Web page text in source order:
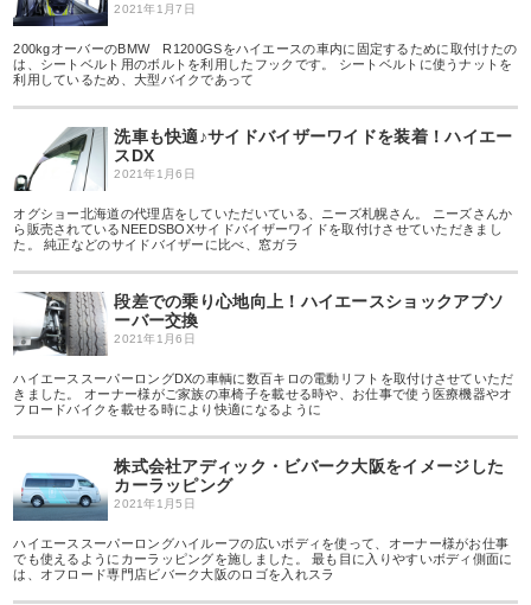
2021年1月7日
200kgオーバーのBMW R1200GSをハイエースの車内に固定するために取付けたの
は、シートベルト用のボルトを利用したフックです。 シートベルトに使うナットを
利用しているため、大型バイクであって
洗車も快適♪サイドバイザーワイドを装着！ハイエー
スDX
2021年1月6日
オグショー北海道の代理店をしていただいている、ニーズ札幌さん。 ニーズさんか
ら販売されているNEEDSBOXサイドバイザーワイドを取付けさせていただきまし
た。 純正などのサイドバイザーに比べ、窓ガラ
段差での乗り心地向上！ハイエースショックアブソ
ーバー交換
2021年1月6日
ハイエーススーパーロングDXの車輌に数百キロの電動リフトを取付けさせていただ
きました。 オーナー様がご家族の車椅子を載せる時や、お仕事で使う医療機器やオ
フロードバイクを載せる時により快適になるように
株式会社アディック・ビバーク大阪をイメージした
カーラッピング
2021年1月5日
ハイエーススーパーロングハイルーフの広いボディを使って、オーナー様がお仕事
でも使えるようにカーラッピングを施しました。 最も目に入りやすいボディ側面に
は、オフロード専門店ビバーク大阪のロゴを入れスラ